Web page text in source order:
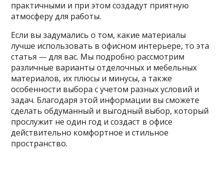
практичными и при этом создадут приятную
атмосферу для работы.
Если вы задумались о том, какие материалы
лучше использовать в офисном интерьере, то эта
статья — для вас. Мы подробно рассмотрим
различные варианты отделочных и мебельных
материалов, их плюсы и минусы, а также
особенности выбора с учетом разных условий и
задач. Благодаря этой информации вы сможете
сделать обдуманный и выгодный выбор, который
прослужит не один год и создаст в офисе
действительно комфортное и стильное
пространство.